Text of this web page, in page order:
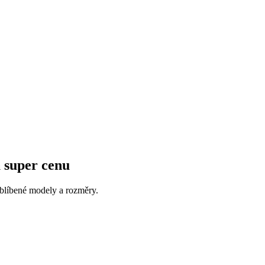
cenu
modely a rozměry.